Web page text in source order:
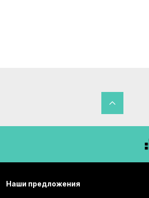
Наши предложения